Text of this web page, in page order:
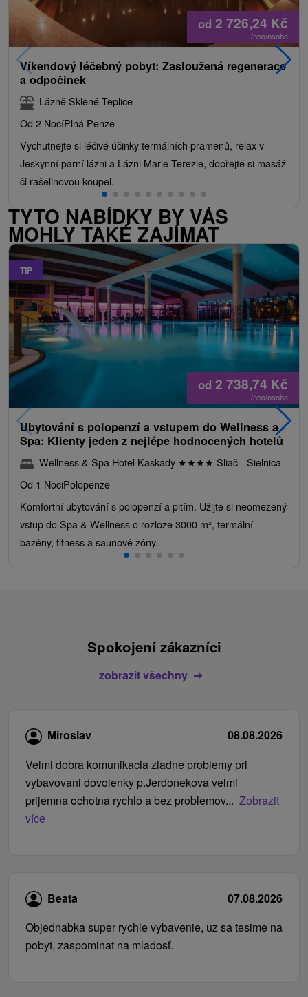
od 2 726,24 Kč
/noc/osoba
Víkendový léčebný pobyt: Zasloužená regenerace
a odpočinek
Lázně Sklené Teplice
Od 2 NocíPlná Penze
Vychutnejte si léčivé účinky termálních pramenů, relax v
Jeskynní parní lázni a Lázni Marie Terezie, dopřejte si masáž
či rašelinovou koupel.
TYTO NABÍDKY BY VÁS
MOHLY TAKÉ ZAJÍMAT
TIP
od 2 738,74 Kč
/noc/osoba
Ubytování s polopenzí a vstupem do Wellness a
Spa: Klienty jeden z nejlépe hodnocených hotelů
Wellness & Spa Hotel Kaskady ★★★★ Sliač - Sielnica
Od 1 NociPolopenze
Komfortní ubytování s polopenzí a pitím. Užijte si neomezený
vstup do Spa & Wellness o rozloze 3000 m², termální
bazény, fitness a saunové zóny.
Spokojení zákazníci
zobrazit všechny
Miroslav
08.08.2026
Velmi dobra komunikacia ziadne problemy pri
vybavovani dovolenky p.Jerdonekova velmi
prijemna ochotna rychlo a bez problemov... Zobrazit
více
Beata
07.08.2026
Objednabka super rychle vybavenie, uz sa tesime na
pobyt, zaspominat na mladosť.